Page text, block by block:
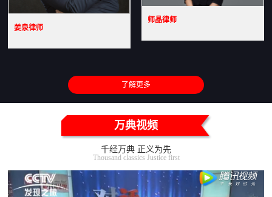
姜泉律师
师晶律师
了解更多
万典视频
千经万典 正义为先
Thousand classics Justice first